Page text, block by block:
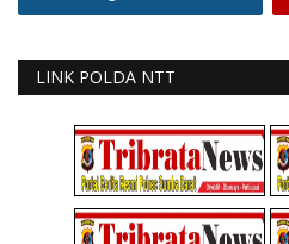
LINK POLDA NTT